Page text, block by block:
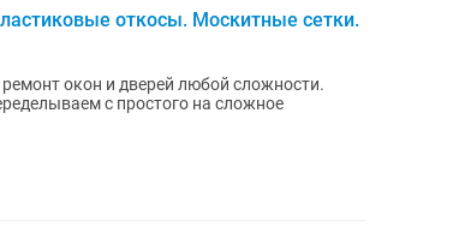
откосы. Москитные сетки.
окон и дверей любой сложности.
с простого на сложное